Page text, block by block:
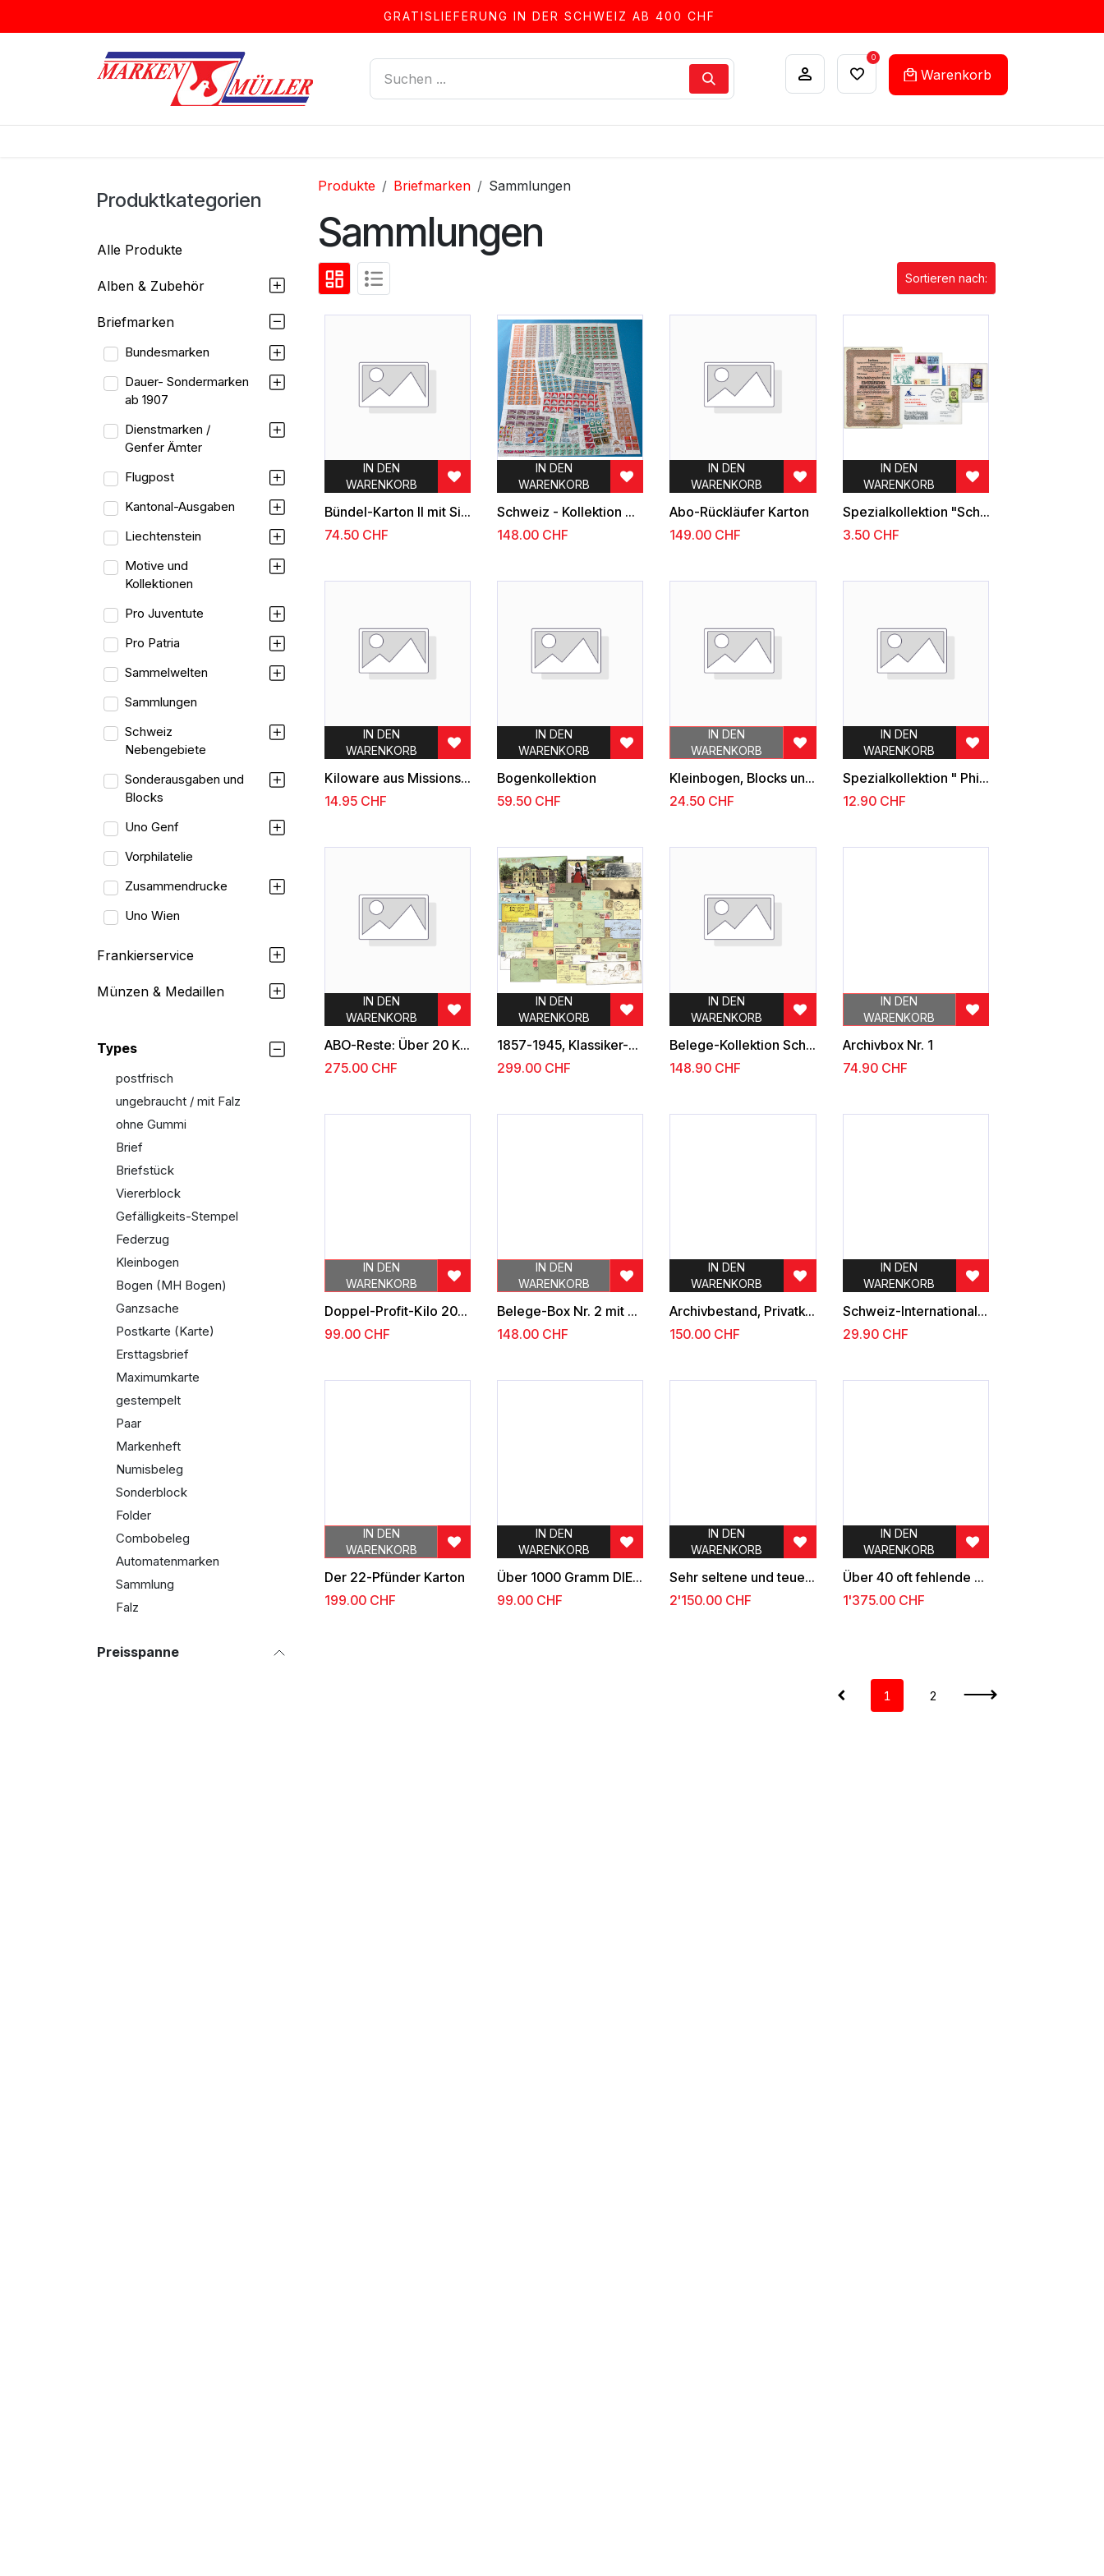
GRATISLIEFERUNG IN DER SCHWEIZ AB 400 CHF
0
Warenkorb
Produktkategorien
Alle Produkte
Alben & Zubehör
Briefmarken
Bundesmarken
Dauer- Sondermarken
ab 1907
Dienstmarken /
Genfer Ämter
Flugpost
Kantonal-Ausgaben
Liechtenstein
Motive und
Kollektionen
Pro Juventute
Pro Patria
Sammelwelten
Sammlungen
Schweiz
Nebengebiete
Sonderausgaben und
Blocks
Uno Genf
Vorphilatelie
Zusammendrucke
Uno Wien
Frankierservice
Münzen & Medaillen
Types
postfrisch
ungebraucht / mit Falz
ohne Gummi
Brief
Briefstück
Viererblock
Gefälligkeits-Stempel
Federzug
Kleinbogen
Bogen (MH Bogen)
Ganzsache
Postkarte (Karte)
Ersttagsbrief
Maximumkarte
gestempelt
Paar
Markenheft
Numisbeleg
Sonderblock
Folder
Combobeleg
Automatenmarken
Sammlung
Falz
Preisspanne
Produkte Briefmarken Sammlungen
Sammlungen
Sortieren nach:
Bündel-Karton II mit Sicherheits-Beilagen
IN DEN
WARENKORB
74.50 CHF
Schweiz - Kollektion mit Bogen und Bogenteilen
IN DEN
WARENKORB
148.00 CHF
Abo-Rückläufer Karton
IN DEN
WARENKORB
149.00 CHF
Spezialkollektion "Schweizer Luftpost"
IN DEN
WARENKORB
3.50CHF
Kiloware aus Missionsspenden (75 Gramm)
IN DEN
WARENKORB
14.95 CHF
Bogenkollektion
IN DEN
WARENKORB
59.50 CHF
Kleinbogen, Blocks und Einzelmarken
IN DEN
WARENKORB
24.50 CHF
Spezialkollektion " Philatelistische Sammelkarten"
IN DEN
WARENKORB
12.90CHF
ABO-Reste: Über 20 Kapitel aus Spezialsammlungen (400g)
IN DEN
WARENKORB
275.00 CHF
1857-1945, Klassiker-Kollektion
IN DEN
WARENKORB
299.00 CHF
Belege-Kollektion Schweiz/Liechtenstein ca. 800 Gramm, geschätzte 120 Belege mit Postpreis 300.-
IN DEN
WARENKORB
148.90 CHF
Archivbox Nr. 1
IN DEN
WARENKORB
74.90CHF
Doppel-Profit-Kilo 2020, reiner Postpreis weit über 600.- CHF
IN DEN
WARENKORB
99.00 CHF
Belege-Box Nr. 2 mit über 600 tollen Stücken, dabei 20 Gramm Silber
IN DEN
WARENKORB
148.00 CHF
Archivbestand, Privatkorrespondenz
IN DEN
WARENKORB
150.00 CHF
Schweiz-Internationale Organisationen: Postfrischen Zusammnestellung
IN DEN
WARENKORB
29.90CHF
Der 22-Pfünder Karton
IN DEN
WARENKORB
199.00 CHF
Über 1000 Gramm DIES und DAS
IN DEN
WARENKORB
99.00 CHF
Sehr seltene und teuere Abarten
IN DEN
WARENKORB
2'150.00 CHF
Über 40 oft fehlende Dienst- Verwaltungs-, Hotelpost -und Soldatenmarken-Ausgaben
IN DEN
WARENKORB
1'375.00CHF
1 2